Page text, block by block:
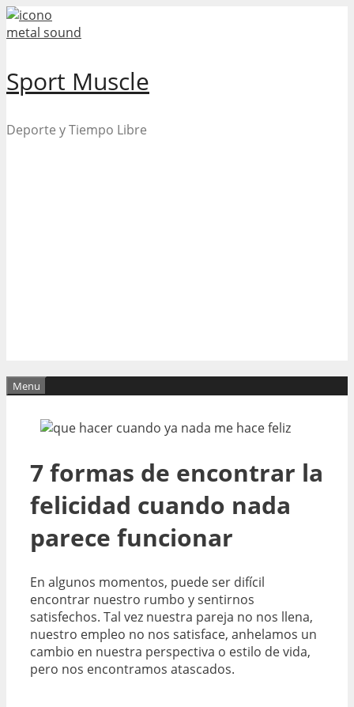
Skip
to
Sport Muscle
Deporte y Tiempo Libre
Menu
7 formas de encontrar la
felicidad cuando nada
parece funcionar
En algunos momentos, puede ser difícil
encontrar nuestro rumbo y sentirnos
satisfechos. Tal vez nuestra pareja no nos llena,
nuestro empleo no nos satisface, anhelamos un
cambio en nuestra perspectiva o estilo de vida,
pero nos encontramos atascados.